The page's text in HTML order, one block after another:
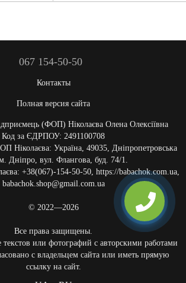
067 154-50-50
Контакты
Полная версия сайта
(ФОП) Ніколаєва Олена Олексіївна
Код за ЄДРПОУ: 2491100708
Ніколаєва: Україна, 49035, Дніпропетровська
Дніпро, вул. Флангова, буд. 74/1.
+38(067)-154-50-50, https://babachok.com.ua,
babachok.shop@gmail.com.ua
© 2022—2026
Все права защищены.
или фотографий с авторскими работами
с владельцем сайта или иметь прямую
ссылку на сайт.